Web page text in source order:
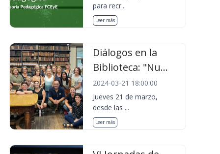
para recr...
Leer más
Diálogos en la
Biblioteca: "Nu...
2024-03-21 18:00:00
Jueves 21 de marzo,
desde las ...
Leer más